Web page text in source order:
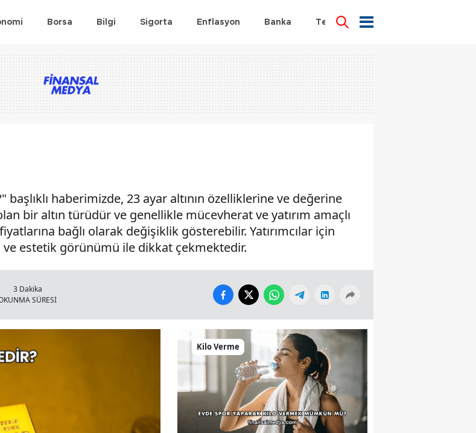
Borsa Bilgi Sigorta Enflasyon Banka Teknoloji
başlıklı haberimizde, 23 ayar altının özelliklerine ve değerine
bir altın türüdür ve genellikle mücevherat ve yatırım amaçlı
bağlı olarak değişiklik gösterebilir. Yatırımcılar için
ve estetik görünümü ile dikkat çekmektedir.
3 Dakika
SÜRESİ
Kilo Verme